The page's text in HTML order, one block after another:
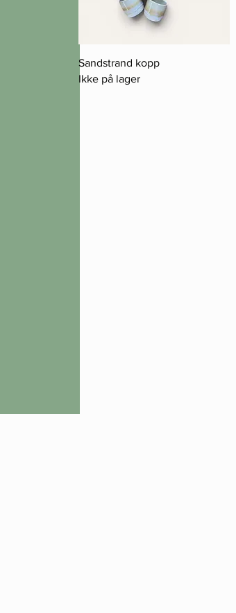
Hurtigvisning
Sandstrand kopp
Ikke på lager